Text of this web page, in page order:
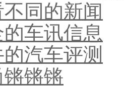
不同的新闻
车讯信息
汽车评测
锵锵